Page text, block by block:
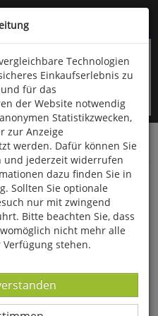
960
Elektrotechnik
Technologien
Einkaufserlebnis zu
für das
der Website notwendig
Statistikzwecken,
zur Anzeige
werden. Dafür können Sie
und jederzeit widerrufen
dazu finden Sie in
Sollten Sie optionale
nur mit zwingend
Bitte beachten Sie, dass
nicht mehr alle
stehen.
-